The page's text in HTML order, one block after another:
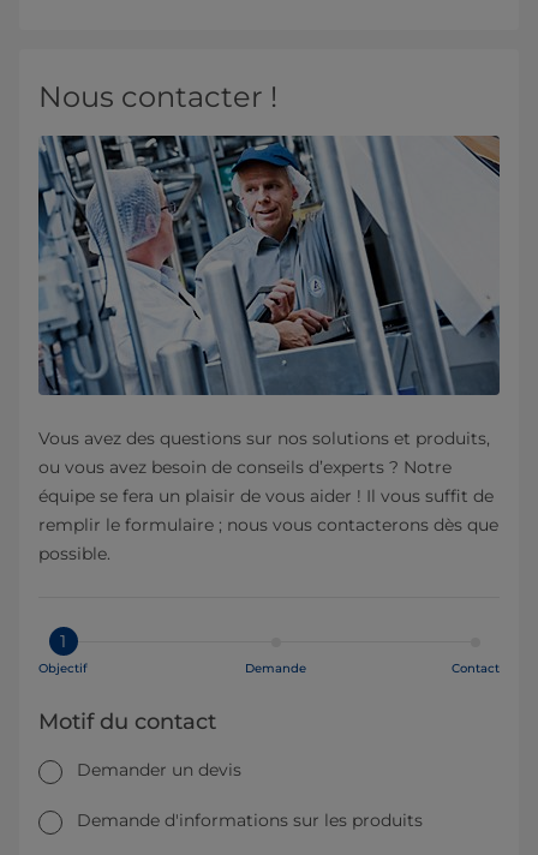
Nous contacter !
Vous avez des questions sur nos solutions et produits,
ou vous avez besoin de conseils d’experts ? Notre
équipe se fera un plaisir de vous aider ! Il vous suffit de
remplir le formulaire ; nous vous contacterons dès que
possible.
1
Objectif Demande Contact
Motif du contact
Demander un devis
Demande d'informations sur les produits